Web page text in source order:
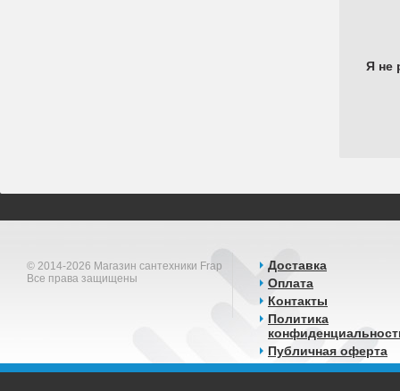
Я не
© 2014-2026 Магазин сантехники Frap
Все права защищены
Доставка
Оплата
Контакты
Политика
Публичная оферта